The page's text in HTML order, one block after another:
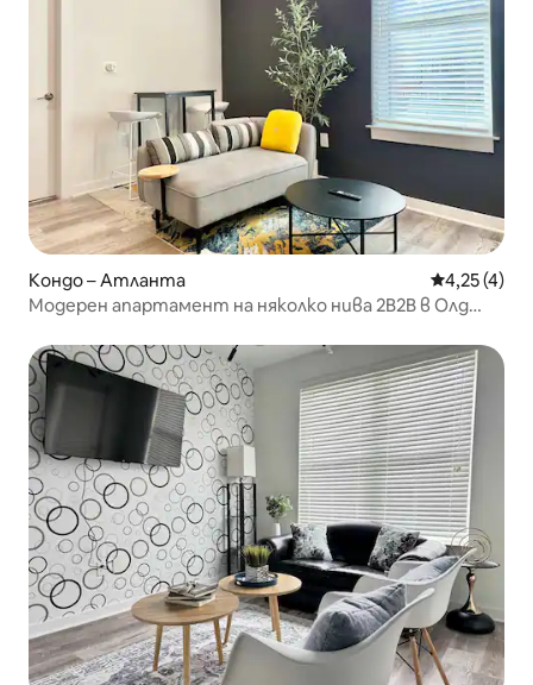
Кондо – Атланта Средна
4,25 (4)
Модерен апартамент на няколко нива 2B2B в Олд